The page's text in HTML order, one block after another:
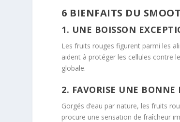
6 BIENFAITS DU
1. UNE BOISSON
Les fruits rouges figurent parmi les
aident à protéger les cellules contre
globale.
2. FAVORISE UNE
Gorgés d’eau par nature, les fruits
procure une sensation de fraîcheur